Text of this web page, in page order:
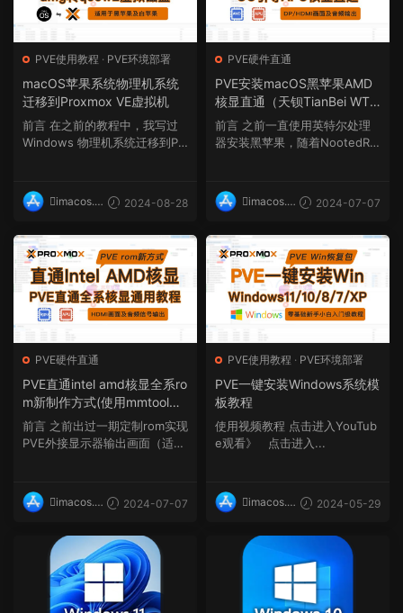
PVE使用教程 · PVE环境部署
macOS苹果系统物理机系统
迁移到Proxmox VE虚拟机
前言 在之前的教程中，我写过
Windows 物理机系统迁移到PV
imacos.t
2024-08-28
PVE硬件直通
PVE安装macOS黑苹果AMD
核显直通（天钡TianBei WTR
PRO AMD Ryzen™ 7 5700
U）
前言 之前一直使用英特尔处理
器安装黑苹果，随着NootedRe
imacos.t
2024-07-07
PVE硬件直通
PVE直通intel amd核显全系ro
m新制作方式(使用mmtool软
件读取bios实现提取全系列核
显gop和vbios并用efirom合
前言 之前出过一期定制rom实现
PVE外接显示器输出画面（适用
imacos.t
2024-07-07
PVE使用教程 · PVE环境部署
PVE一键安装Windows系统模
板教程
使用视频教程 点击进入YouTub
e观看》 点击进入...
imacos.t
2024-05-29